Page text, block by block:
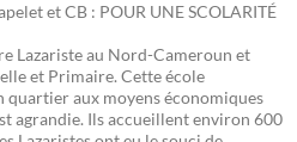
et CB : POUR UNE SCOLARITÉ
Lazariste au Nord-Cameroun et
et Primaire. Cette école
quartier aux moyens économiques
agrandie. Ils accueillent environ 600